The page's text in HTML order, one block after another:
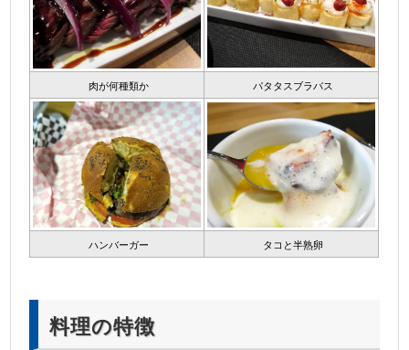
肉が何種類か パタタスブラバス
ハンバーガー タコと半熟卵
料理の特徴